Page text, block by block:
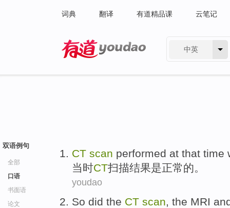
词典 翻译 有道精品课 云笔记
中英
双语例句
全部
口语
书面语
论文
CT scan performed at that time
当时CT扫描结果是正常的。
youdao
So did the CT scan, the MRI